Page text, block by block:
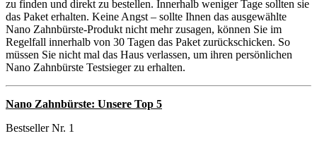
zu finden und direkt zu bestellen. Innerhalb weniger Tage sollten sie
das Paket erhalten. Keine Angst – sollte Ihnen das ausgewählte
Nano Zahnbürste-Produkt nicht mehr zusagen, können Sie im
Regelfall innerhalb von 30 Tagen das Paket zurückschicken. So
müssen Sie nicht mal das Haus verlassen, um ihren persönlichen
Nano Zahnbürste Testsieger zu erhalten.
Nano Zahnbürste: Unsere Top 5
Bestseller Nr. 1